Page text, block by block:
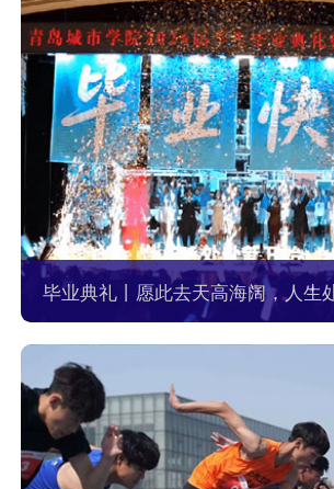
毕业典礼丨愿此去天高海阔，人生